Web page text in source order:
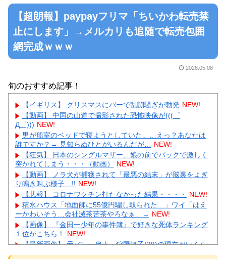
【超朗報】paypayフリマ「ちいかわ転売禁
止にします」→メルカリも追随で転売包囲
網完成ｗｗｗ
2026.05.08
旬のおすすめ記事！
【イギリス】 クリスマスにバーで乱闘騒ぎが勃発 NEW!
【動画】 中国の山道で撮影された恐怖映像が(((゜
Д゜))) NEW!
男が船室のベッドで寝ようとしていた。…えっ？あなたは
誰ですか？→ 見知らぬひとがいるんだが…
NEW!
【狂気】 日本のシングルマザー、娘の前でバックで激しく
突かれてしまう・・・（動画）
NEW!
【動画】 ノラ犬が捕獲されて「最悪の結末」が脳裏をよぎ
り鳴き叫ぶ様子…!! NEW!
【悲報】 コロナワクチン打たなかった結果・・・・
NEW!
積水ハウス「地面師に55億円騙し取られた…」ワイ「はえ
ーかわいそう…会社滅茶苦茶やろなぁ」→ NEW!
【画像】 『金田一少年の事件簿』で好きな死体ランキング
１位がこちら！
NEW!
【最新画像】 元バレー代表・狩野舞子(38)の現在がいくら
なんでも即ハボすぎる！ NEW!